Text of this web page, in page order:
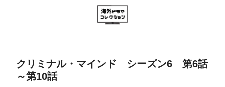
クリミナル・マインド シーズン6 第6話
～第10話